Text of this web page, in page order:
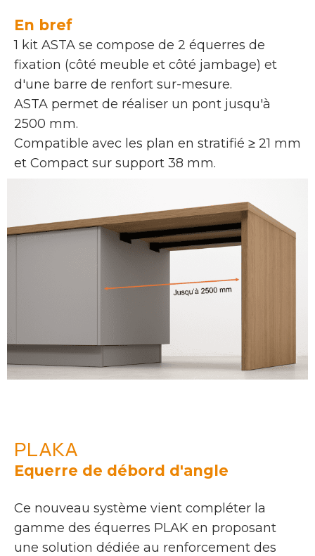
En bref
1 kit ASTA se compose de 2 équerres de
fixation (côté meuble et côté jambage) et
d'une barre de renfort sur-mesure.
ASTA permet de réaliser un pont jusqu'à
2500 mm.
Compatible avec les plan en stratifié ≥ 21 mm
et Compact sur support 38 mm.
PLAKA
Equerre de débord d'angle
Ce nouveau système vient compléter la
gamme des équerres PLAK en proposant
une solution dédiée au renforcement des